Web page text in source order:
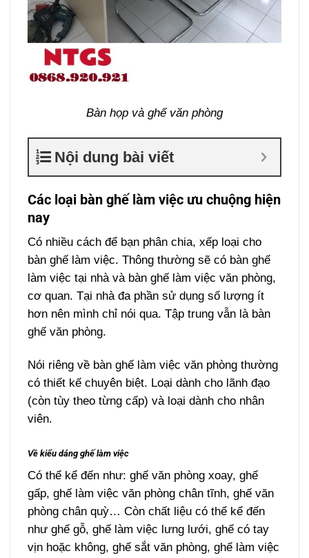
Bàn họp và ghế văn phòng
Nội dung bài viết
Các loại bàn ghế làm việc ưu chuộng hiện
nay
Có nhiều cách để bạn phân chia, xếp loại cho
bàn ghế làm việc. Thông thường sẽ có bàn ghế
làm việc tại nhà và bàn ghế làm việc văn phòng,
cơ quan. Tại nhà đa phần sử dụng số lượng ít
hơn nên mình chỉ nói qua. Tập trung vẫn là bàn
ghế văn phòng.
Nói riêng về bàn ghế làm việc văn phòng thường
có thiết kế chuyên biệt. Loại dành cho lãnh đạo
(còn tùy theo từng cấp) và loại dành cho nhân
viên.
Về kiểu dáng ghế làm việc
Có thể kể đến như: ghế văn phòng xoay, ghế
gấp, ghế làm việc văn phòng chân tĩnh, ghế văn
phòng chân quỳ… Còn chất liệu có thể kể đến
như ghế gỗ, ghế làm việc lưng lưới, ghế có tay
vịn hoặc không, ghế sắt văn phòng, ghế làm việc